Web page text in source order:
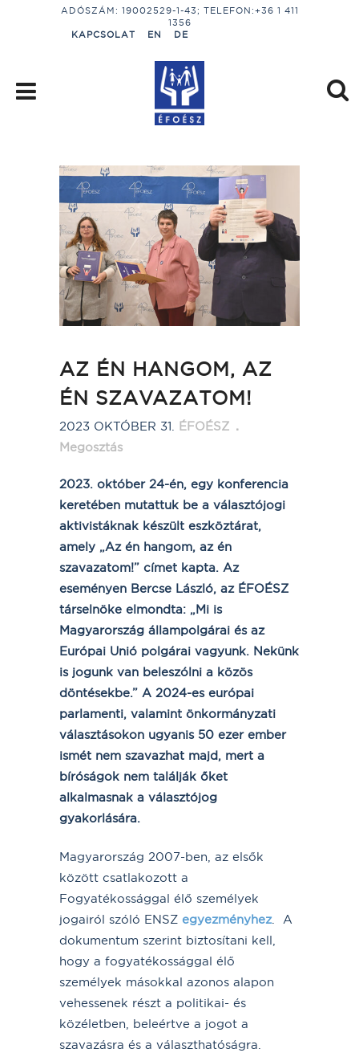
ADÓSZÁM: 19002529-1-43; TELEFON:+36 1 411
1356
KAPCSOLAT
EN DE
AZ ÉN HANGOM, AZ
ÉN SZAVAZATOM!
2023 OKTÓBER 31. ÉFOÉSZ
Megosztás
2023. október 24-én, egy konferencia
keretében mutattuk be a választójogi
aktivistáknak készült eszköztárat,
amely „Az én hangom, az én
szavazatom!” címet kapta. Az
eseményen Bercse László, az ÉFOÉSZ
társelnöke elmondta: „Mi is
Magyarország állampolgárai és az
Európai Unió polgárai vagyunk. Nekünk
is jogunk van beleszólni a közös
döntésekbe.” A 2024-es európai
parlamenti, valamint önkormányzati
választásokon ugyanis 50 ezer ember
ismét nem szavazhat majd, mert a
bíróságok nem találják őket
alkalmasnak a választójog
gyakorlására.
Magyarország 2007-ben, az elsők
között csatlakozott a
Fogyatékossággal élő személyek
jogairól szóló ENSZ egyezményhez. A
dokumentum szerint biztosítani kell,
hogy a fogyatékossággal élő
személyek másokkal azonos alapon
vehessenek részt a politikai- és
közéletben, beleértve a jogot a
szavazásra és a választhatóságra.